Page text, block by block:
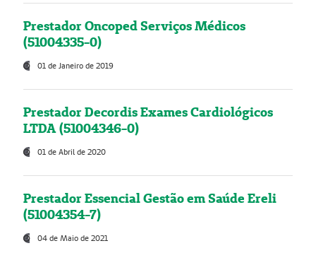
Prestador Oncoped Serviços Médicos
(51004335-0)
01 de Janeiro de 2019
Prestador Decordis Exames Cardiológicos
LTDA (51004346-0)
01 de Abril de 2020
Prestador Essencial Gestão em Saúde Ereli
(51004354-7)
04 de Maio de 2021